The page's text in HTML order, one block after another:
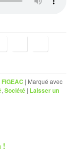
| Marqué avec
,Société | Laisser un
!